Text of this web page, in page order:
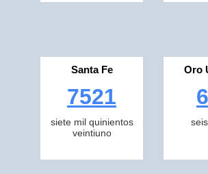
Santa Fe
7521
siete mil quinientos
veintiuno
Oro